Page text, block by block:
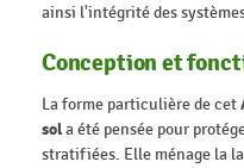
ainsi l'intégrité des
Conception et
La forme particulière de cet
sola été pensée pour
stratifiées. Elle ménage la